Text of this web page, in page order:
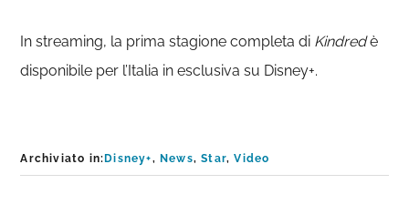
In streaming, la prima stagione completa di Kindredè
disponibile per l’Italia in esclusiva su Disney+.
Archiviato in: Disney+, News,Star,Video